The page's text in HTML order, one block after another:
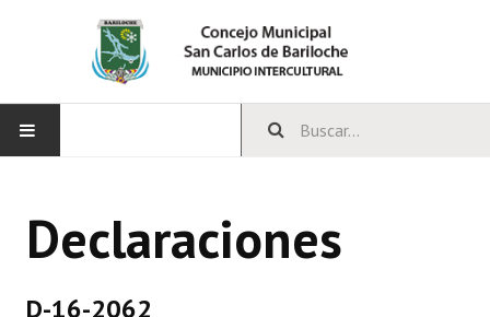
CONCEJO
Declaraciones
D-16-2062